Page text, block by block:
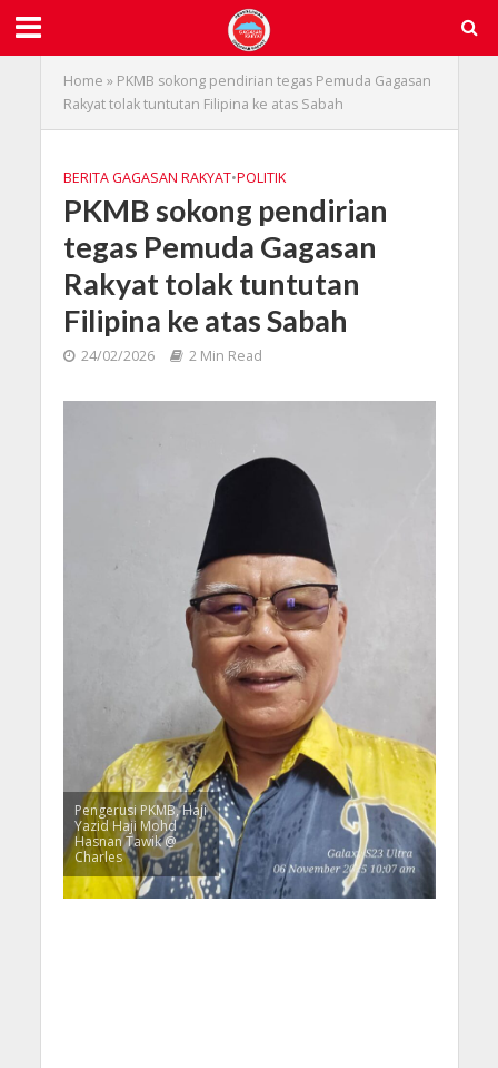
Home » PKMB sokong pendirian tegas Pemuda Gagasan
Rakyat tolak tuntutan Filipina ke atas Sabah
BERITA GAGASAN RAKYAT•POLITIK
PKMB sokong pendirian
tegas Pemuda Gagasan
Rakyat tolak tuntutan
Filipina ke atas Sabah
24/02/2026 2 Min Read
Pengerusi PKMB, Haji
Yazid Haji Mohd
Hasnan Tawik @
Charles